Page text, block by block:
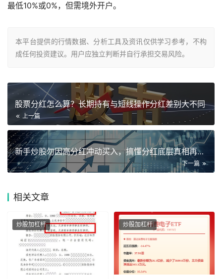
最低10%或0%，但需境外开户。
本平台提供的行情数据、分析工具及资讯仅供学习参考，不构
成任何投资建议。用户应独立判断并自行承担交易风险。
股票分红怎么算？长期持有与短线操作分红差别大不同
上一篇
新手炒股勿因高分红冲动买入，搞懂分红底层真相再行动
下一篇
相关文章
炒股加杠杆 炒股加杠杆